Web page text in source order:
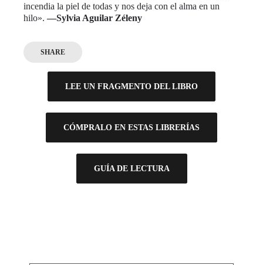
incendia la piel de todas y nos deja con el alma en un
hilo».—Sylvia Aguilar Zéleny
SHARE
LEE UN FRAGMENTO DEL LIBRO
CÓMPRALO EN ESTAS LIBRERÍAS
GUÍA DE LECTURA